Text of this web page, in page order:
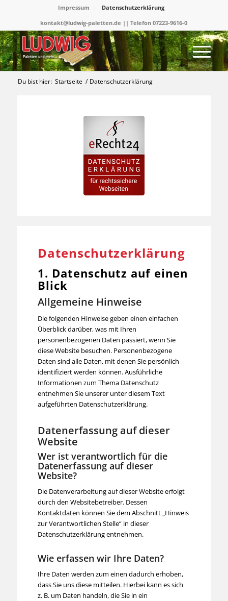
Impressum
Datenschutzerklärung
kontakt@ludwig-paletten.de || Telefon 07223-9616-0
Du bist hier: Startseite / Datenschutzerklärung
Datenschutz­erklärung
1. Datenschutz auf einen
Blick
Allgemeine Hinweise
Die folgenden Hinweise geben einen einfachen
Überblick darüber, was mit Ihren
personenbezogenen Daten passiert, wenn Sie
diese Website besuchen. Personenbezogene
Daten sind alle Daten, mit denen Sie persönlich
identifiziert werden können. Ausführliche
Informationen zum Thema Datenschutz
entnehmen Sie unserer unter diesem Text
aufgeführten Datenschutzerklärung.
Datenerfassung auf dieser
Website
Wer ist verantwortlich für die
Datenerfassung auf dieser
Website?
Die Datenverarbeitung auf dieser Website erfolgt
durch den Websitebetreiber. Dessen
Kontaktdaten können Sie dem Abschnitt „Hinweis
zur Verantwortlichen Stelle“ in dieser
Datenschutzerklärung entnehmen.
Wie erfassen wir Ihre Daten?
Ihre Daten werden zum einen dadurch erhoben,
dass Sie uns diese mitteilen. Hierbei kann es sich
z. B. um Daten handeln, die Sie in ein